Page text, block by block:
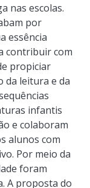
nas escolas.
por
essência
contribuir com
propiciar
da leitura e da
infantis
e colaboram
alunos com
Por meio da
foram
A proposta do